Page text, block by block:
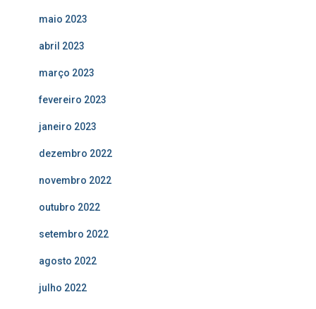
maio 2023
abril 2023
março 2023
fevereiro 2023
janeiro 2023
dezembro 2022
novembro 2022
outubro 2022
setembro 2022
agosto 2022
julho 2022